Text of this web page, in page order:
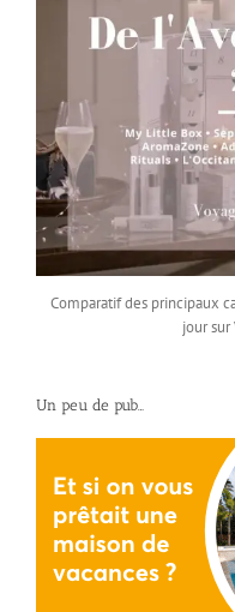
Comparatif des principaux
jour sur
Un peu de pub…